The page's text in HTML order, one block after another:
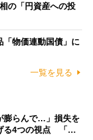
の「円資産への投
「物価連動国債」に
一覧を見る
膨らんで…」損失を
る4つの視点 「…